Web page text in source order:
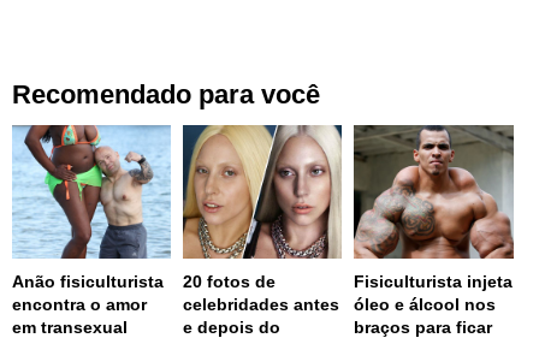
Recomendado para você
Anão fisiculturista
encontra o amor
em transexual
20 fotos de
celebridades antes
e depois do
Fisiculturista injeta
óleo e álcool nos
braços para ficar